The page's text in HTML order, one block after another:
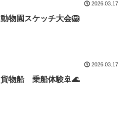
2026.03.17
動物園スケッチ大会🦁
2026.03.17
貨物船 乗船体験🚢🌊